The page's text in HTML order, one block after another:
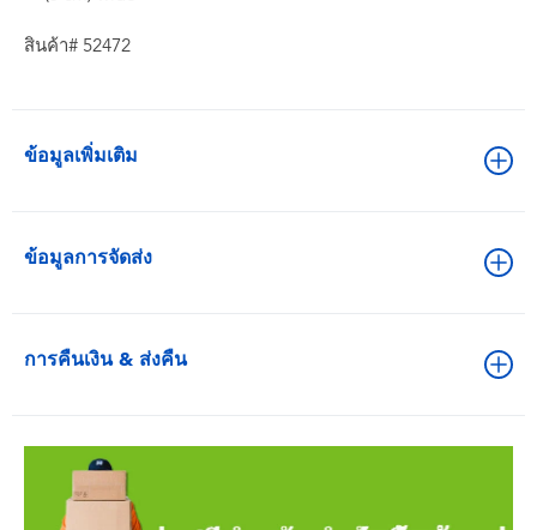
สินค้า# 52472
ข้อมูลเพิ่มเติม
ข้อมูลการจัดส่ง
การคืนเงิน & ส่งคืน